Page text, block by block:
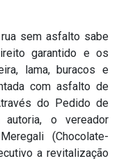
sem asfalto sabe
garantido e os
lama, buracos e
com asfalto de
do Pedido de
o vereador
(Chocolate-
a revitalização